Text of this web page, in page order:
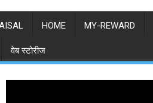
HOME MY-REWARD
वेब स्टोरीज